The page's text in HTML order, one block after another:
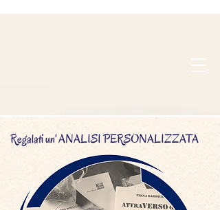
Regalati un' ANALISI PERSONALIZZATA